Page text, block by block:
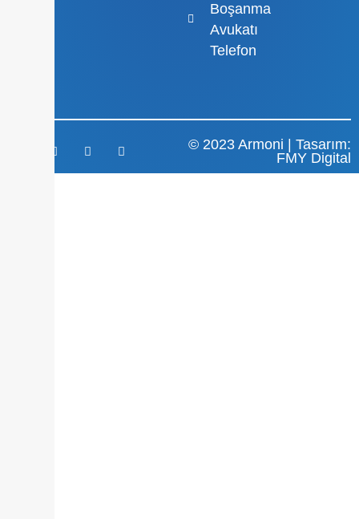
Boşanma
Avukatı
Telefon
© 2023 Armoni | Tasarım:
FMY Digital